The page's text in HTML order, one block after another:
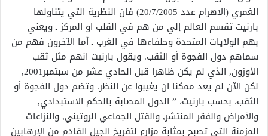
الغمري (الاهرام عدد 20/7/2005) فان النظرية التي يتناولها
بارنيت تقسم العالم إلي من هم في القلب او المركز ـ ويعني
بهم الولايات المتحدة وحلفاءها في الغرب ـ أما الآخرون فهم من
سماهم دول الفجوة أو الثقب‏.‏ ويقول بارنيت انهم مثل ثقب
الأوزون‏,‏ الذي لم يكن ظاهرا قبل الحادي عشر من سبتمبر‏2001,‏
لكن الآن لم يعد ممكنا ان يغيبوا عن النظر‏.‏ وتضم دول الفجوة أو
الثقب، بحسب بارنيت، ” الدول المصابة بالحكم الاستبدادي‏,‏
والأمراض والفقر المنتشر‏,‏ والقتل الجماعي الروتيني‏,‏ والنزاعات
المزمنة التي تصبح بمثابة مزارع لتفريخ الجيل القادم من الإرهابين